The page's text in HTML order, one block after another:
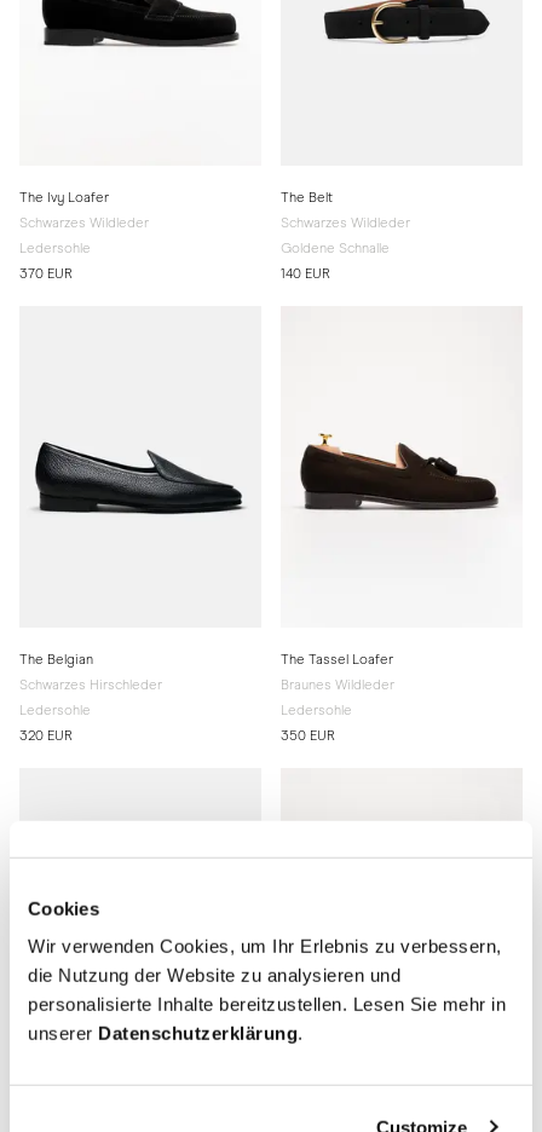
Cookies
Wir verwenden Cookies, um Ihr Erlebnis zu verbessern,
die Nutzung der Website zu analysieren und
personalisierte Inhalte bereitzustellen. Lesen Sie mehr in
unserer Datenschutzerklärung.
Customize
The Ivy Loafer
Schwarzes Wildleder
Ledersohle
370 EUR
The Belt
Schwarzes Wildleder
Goldene Schnalle
140 EUR
The Belgian
Schwarzes Hirschleder
Ledersohle
320 EUR
The Tassel Loafer
Braunes Wildleder
Ledersohle
350 EUR
The Penny Loafer